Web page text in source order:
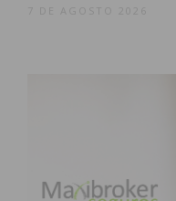
7 DE AGOSTO 2026